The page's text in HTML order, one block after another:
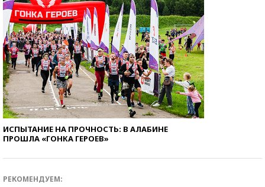
ИСПЫТАНИЕ НА ПРОЧНОСТЬ: В АЛАБИНЕ
ПРОШЛА «ГОНКА ГЕРОЕВ»
РЕКОМЕНДУЕМ: